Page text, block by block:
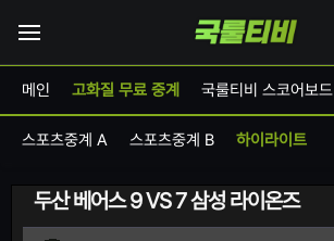
메인 고화질 무료 중계 국룰티비 스코어보드
스포츠중계 A 스포츠중계 B 하이라이트
두산 베어스 9 VS 7 삼성 라이온즈